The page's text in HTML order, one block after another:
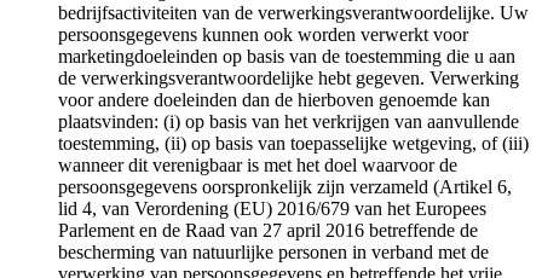
bedrijfsactiviteiten van de verwerkingsverantwoordelijke. Uw
persoonsgegevens kunnen ook worden verwerkt voor
marketingdoeleinden op basis van de toestemming die u aan
de verwerkingsverantwoordelijke hebt gegeven. Verwerking
voor andere doeleinden dan de hierboven genoemde kan
plaatsvinden: (i) op basis van het verkrijgen van aanvullende
toestemming, (ii) op basis van toepasselijke wetgeving, of (iii)
wanneer dit verenigbaar is met het doel waarvoor de
persoonsgegevens oorspronkelijk zijn verzameld (Artikel 6,
lid 4, van Verordening (EU) 2016/679 van het Europees
Parlement en de Raad van 27 april 2016 betreffende de
bescherming van natuurlijke personen in verband met de
verwerking van persoonsgegevens en betreffende het vrije